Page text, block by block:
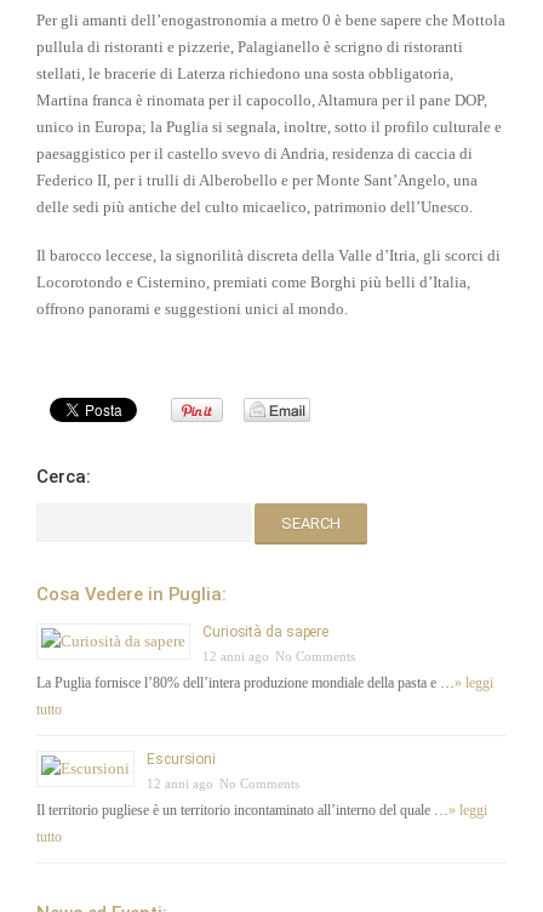
Per gli amanti dell’enogastronomia a metro 0 è bene sapere che Mottola
pullula di ristoranti e pizzerie, Palagianello è scrigno di ristoranti
stellati, le bracerie di Laterza richiedono una sosta obbligatoria,
Martina franca è rinomata per il capocollo, Altamura per il pane DOP,
unico in Europa; la Puglia si segnala, inoltre, sotto il profilo culturale e
paesaggistico per il castello svevo di Andria, residenza di caccia di
Federico II, per i trulli di Alberobello e per Monte Sant’Angelo, una
delle sedi più antiche del culto micaelico, patrimonio dell’Unesco.
Il barocco leccese, la signorilità discreta della Valle d’Itria, gli scorci di
Locorotondo e Cisternino, premiati come Borghi più belli d’Italia,
offrono panorami e suggestioni unici al mondo.
Cerca:
Cosa Vedere in Puglia:
Curiosità da sapere
12 anni ago No Comments
La Puglia fornisce l’80% dell’intera produzione mondiale della pasta e … » leggi
tutto
Escursioni
12 anni ago No Comments
Il territorio pugliese è un territorio incontaminato all’interno del quale … » leggi
tutto